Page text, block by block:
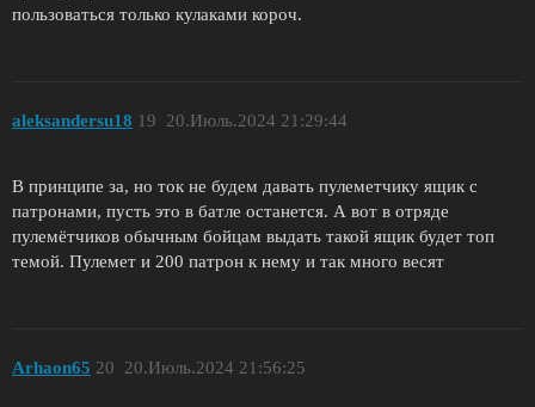
пользоваться только кулаками короч.
aleksandersu18 20.Июль.2024 21:29:44
19
В принципе за, но ток не будем давать пулеметчику ящик с
патронами, пусть это в батле останется. А вот в отряде
пулемётчиков обычным бойцам выдать такой ящик будет топ
темой. Пулемет и 200 патрон к нему и так много весят
Arhaon65 20.Июль.2024 21:56:25
20